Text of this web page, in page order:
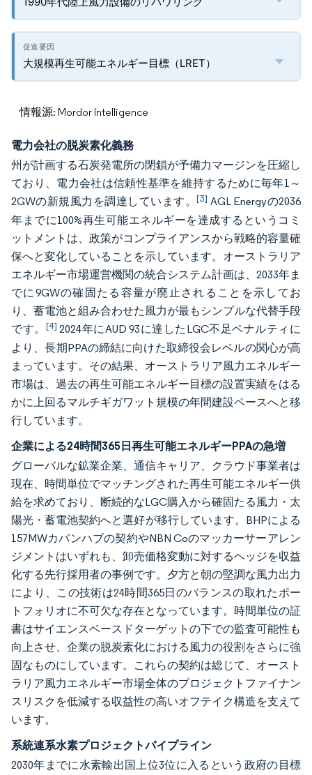
大規模再生可能エネルギー目標（LRET）
情報源: Mordor Intelligence
電力会社の脱炭素化義務
州が計画する石炭発電所の閉鎖が予備力マージンを圧縮し
ており、電力会社は信頼性基準を維持するために毎年1～
2GWの新規風力を調達しています。[3] AGL Energyの2036
年までに100%再生可能エネルギーを達成するというコミ
ットメントは、政策がコンプライアンスから戦略的容量確
保へと変化していることを示しています。オーストラリア
エネルギー市場運営機関の統合システム計画は、2033年ま
でに9GWの確固たる容量が廃止されることを示してお
り、蓄電池と組み合わせた風力が最もシンプルな代替手段
です。 [4] 2024年にAUD 93に達したLGC不足ペナルティに
より、長期PPAの締結に向けた取締役会レベルの関心が高
まっています。その結果、オーストラリア風力エネルギー
市場は、過去の再生可能エネルギー目標の設置実績をはる
かに上回るマルチギガワット規模の年間建設ペースへと移
行しています。
企業による24時間365日再生可能エネルギーPPAの急増
グローバルな鉱業企業、通信キャリア、クラウド事業者は
現在、時間単位でマッチングされた再生可能エネルギー供
給を求めており、断続的なLGC購入から確固たる風力・太
陽光・蓄電池契約へと選好が移行しています。BHPによる
157MWカバンハブの契約やNBN Coのマッカーサーアレン
ジメントはいずれも、卸売価格変動に対するヘッジを収益
化する先行採用者の事例です。夕方と朝の堅調な風力出力
により、この技術は24時間365日のバランスの取れたポー
トフォリオに不可欠な存在となっています。時間単位の証
書はサイエンスベースドターゲットの下での監査可能性も
向上させ、企業の脱炭素化における風力の役割をさらに強
固なものにしています。これらの契約は総じて、オースト
ラリア風力エネルギー市場全体のプロジェクトファイナン
スリスクを低減する収益性の高いオフテイク構造を支えて
います。
系統連系水素プロジェクトパイプライン
2030年までに水素輸出国上位3位に入るという政府の目標